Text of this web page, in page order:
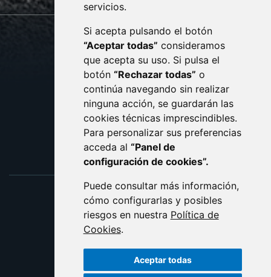
servicios.
Si acepta pulsando el botón
“Aceptar todas” consideramos
que acepta su uso. Si pulsa el
botón “Rechazar todas” o
continúa navegando sin realizar
ninguna acción, se guardarán las
cookies técnicas imprescindibles.
Para personalizar sus preferencias
acceda al “Panel de
configuración de cookies”.
Puede consultar más información,
cómo configurarlas y posibles
riesgos en nuestra Política de
Cookies.
Aceptar todas
CONTACTO
AVISO LEGAL
PROTECCIÓN DE DATOS
POLÍTICA DE COOKIES
ACCESIBILIDAD
ENLACE EXTERNO AL